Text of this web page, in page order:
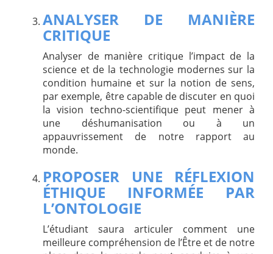
ANALYSER DE MANIÈRE
CRITIQUE
Analyser de manière critique l’impact de la
science et de la technologie modernes sur la
condition humaine et sur la notion de sens,
par exemple, être capable de discuter en quoi
la vision techno-scientifique peut mener à
une déshumanisation ou à un
appauvrissement de notre rapport au
monde.
PROPOSER UNE RÉFLEXION
ÉTHIQUE INFORMÉE PAR
L’ONTOLOGIE
L’étudiant saura articuler comment une
meilleure compréhension de l’Être et de notre